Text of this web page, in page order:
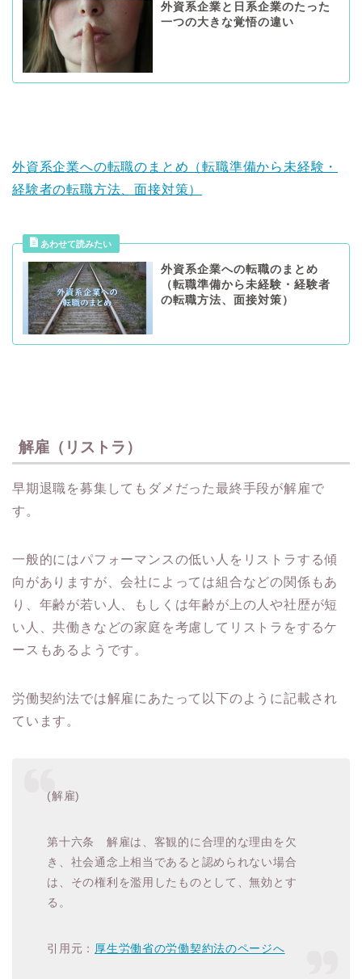
外資系企業と日系企業のたった
一つの大きな覚悟の違い
外資系企業への転職のまとめ（転職準備から未経験・
経験者の転職方法、面接対策）
外資系企業への転職のまとめ
（転職準備から未経験・経験者
の転職方法、面接対策）
解雇（リストラ）
早期退職を募集してもダメだった最終手段が解雇で
す。
一般的にはパフォーマンスの低い人をリストラする傾
向がありますが、会社によっては組合などの関係もあ
り、年齢が若い人、もしくは年齢が上の人や社歴が短
い人、共働きなどの家庭を考慮してリストラをするケ
ースもあるようです。
労働契約法では解雇にあたって以下のように記載され
ています。
(解雇)
第十六条 解雇は、客観的に合理的な理由を欠
き、社会通念上相当であると認められない場合
は、その権利を濫用したものとして、無効とす
る。
引用元： 厚生労働省の労働契約法のページへ